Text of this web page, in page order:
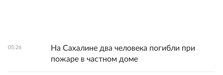
05:26
На Сахалине два человека погибли при
пожаре в частном доме